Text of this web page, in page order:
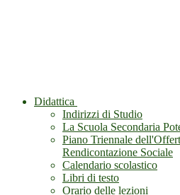
Didattica
Indirizzi di Studio
La Scuola Secondaria
Piano Triennale
Rendicontazione Sociale
Calendario scolastico
Libri di testo
Orario delle lezioni